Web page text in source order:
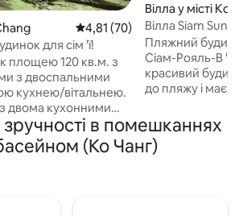
Середня оцінка: 4,81 з 5,
4,81 (70)
для сім 'ї!
площею 120 кв.м. з
з двоспальними
кухнею/вітальнею.
з двома кухонними
барбекю для чудових
м 'ясних страв.
від нашого
Вілла у місті Koh
Вілла Siam
Пляжний
Сіам-Рояль-В 'ю, Ко
красивий
до пляжу і має 4
насолодитися
видом на океан,
комфорту
в помешканнях
(Ко Чанг)